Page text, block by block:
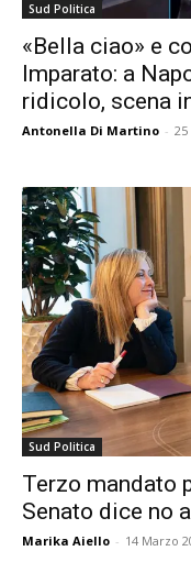
Sud Politica
«Bella ciao» e
Imparato: a
ridicolo, scena
Antonella Di Martino - 25
Sud Politica
Terzo mandato
Senato dice no
Marika Aiello - 14 Marzo